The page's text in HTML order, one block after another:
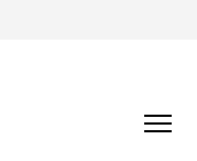
ONECOUNT: